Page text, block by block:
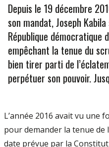
Depuis le 19 décembre
son mandat, Joseph
République démocratique
empêchant la tenue du
bien tirer parti de
perpétuer son pouvoir.
L’année 2016 avait vu
pour demander la tenue de
date pré­vue par la